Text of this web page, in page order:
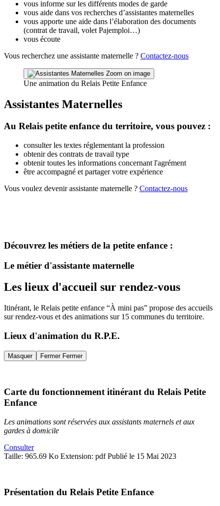
vous informe sur les différents modes de garde
vous aide dans vos recherches d’assistantes maternelles
vous apporte une aide dans l’élaboration des documents
(contrat de travail, volet Pajemploi…)
vous écoute
Vous recherchez une assistante maternelle ? Contactez-nous
Zoom on image
Une animation du Relais Petite Enfance
Assistantes Maternelles
Au Relais petite enfance du territoire, vous pouvez :
consulter les textes réglementant la profession
obtenir des contrats de travail type
obtenir toutes les informations concernant l'agrément
être accompagné et partager votre expérience
Vous voulez devenir assistante maternelle ? Contactez-nous
Découvrez les métiers de la petite enfance :
Le métier d'assistante maternelle
Les lieux d'accueil sur rendez-vous
Itinérant, le Relais petite enfance “À mini pas” propose des accueils
sur rendez-vous et des animations sur 15 communes du territoire.
Lieux d'animation du R.P.E.
Masquer Fermer Fermer
Carte du fonctionnement itinérant du Relais Petite
Enfance
Les animations sont réservées aux assistants maternels et aux
gardes à domicile
Consulter
Taille: 965.69 Ko Extension: pdfPublié le 15 Mai 2023
Présentation du Relais Petite Enfance